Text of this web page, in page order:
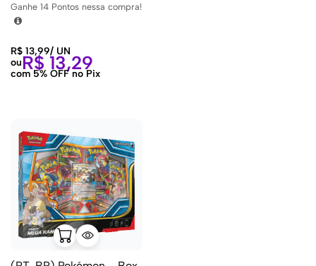
Ganhe 14 Pontos nessa compra!
R$ 13,99/ UN
ouR$ 13,29
com 5% OFF no Pix